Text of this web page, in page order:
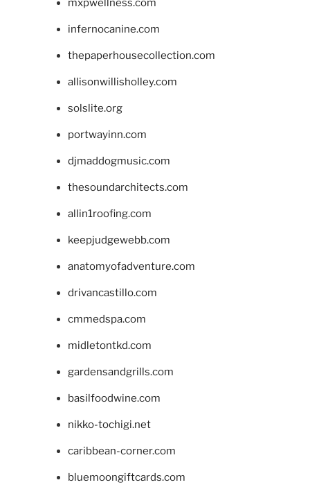
mxpwellness.com
infernocanine.com
thepaperhousecollection.com
allisonwillisholley.com
solslite.org
portwayinn.com
djmaddogmusic.com
thesoundarchitects.com
allin1roofing.com
keepjudgewebb.com
anatomyofadventure.com
drivancastillo.com
cmmedspa.com
midletontkd.com
gardensandgrills.com
basilfoodwine.com
nikko-tochigi.net
caribbean-corner.com
bluemoongiftcards.com